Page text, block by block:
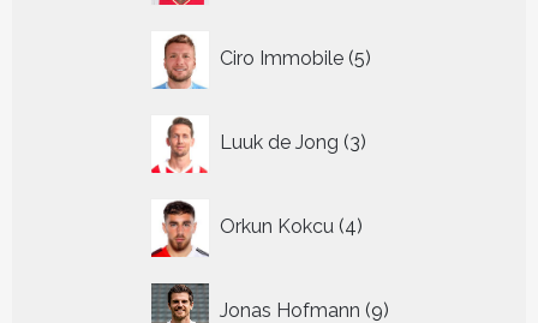
Ciro Immobile 5
producten
Luuk de Jong 3
producten
Orkun Kokcu 4
producten
Jonas Hofmann 9